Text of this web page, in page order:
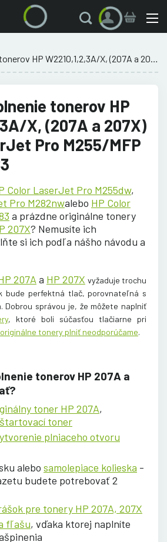
HP W2210,1,2,3A/X, (207A a 207X) Color...
tonerov HP
X, (207A a 207X)
Pro M255/MFP
Color LaserJet Pro M255dw,
Pro M282nwalebo HP Color
a prázdne originálne tonery
207X? Nemusíte ich
si ich podľa nášho návodu a
207A a HP 207X vyžaduje trochu
bude perfektná tlač, porovnateľná s
Dobrou správou je, že môžete naplniť
, ktoré boli súčasťou tlačiarne pri
tonery plniť neodporúčame.
tonerov HP 207A a
toner HP 207A,
štartovací toner
plniaceho otvoru
alebo samolepiace kolieska -
budete potrebovať 2
pre tonery HP 207A, 207X
fľašu, vďaka ktorej naplníte